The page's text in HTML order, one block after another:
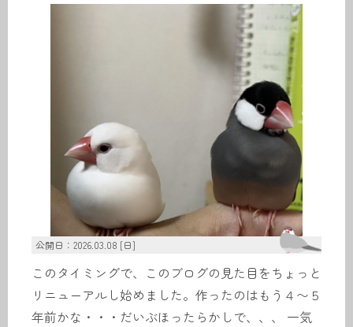
公開日：2026.03.08 [日]
このタイミングで、このブログの見た目をちょっと
リニューアルし始めました。作ったのはもう４〜５
年前かな・・・だいぶほったらかしで、、、 一気